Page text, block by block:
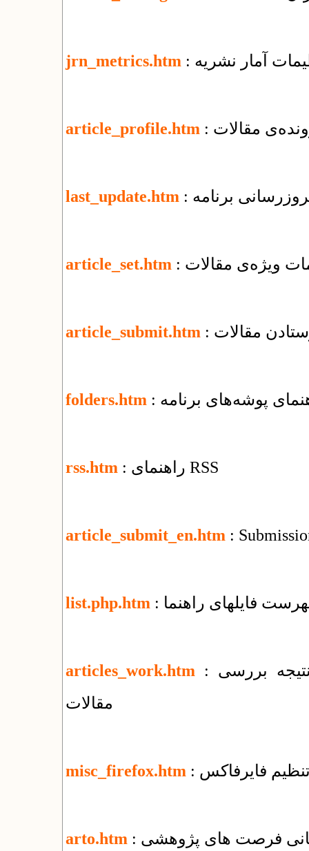
jrn_metrics.htm آمار نشریه
article_profile.htm مقالات
last_update.htm برنامه
article_set.htm ویژه‌ی مقالات
article_submit.htm مقالات
folders.htm پوشه‌های برنامه
rss.htm : راهنمای RSS
article_submit_en.htm :
list.php.htm فایل​های راهنما
articles_work.htm : تغییرات جمعی و اطلاع‌رسانی وضعیت و نتیجه بررسی
مقالات
misc_firefox.htm تنظیم فایرفاکس
arto.htm فرصت های پژوهشی